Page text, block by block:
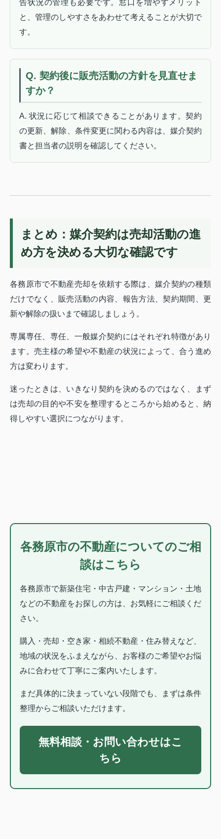
告状況の管理も必要です。窓口を増やすメリット
と、管理のしやすさをあわせて考えることが大切で
す。
Q. 契約後に販売活動の方針を見直せま
すか？
A. 状況に応じて相談できることがあります。契約
の更新、解除、条件変更に関わる内容は、媒介契約
書と担当者の説明を確認してください。
まとめ：媒介契約は売却活動の進
め方を決める大切な確認です
各務原市で不動産売却を依頼する際は、媒介契約の種類
だけでなく、販売活動の内容、報告方法、契約期間、更
新や解除の扱いまで確認しましょう。
専属専任、専任、一般媒介契約にはそれぞれ特徴があり
ます。売主様の希望や不動産の状況によって、合う進め
方は変わります。
迷ったときは、いきなり契約を決めるのではなく、まず
は売却の目的や不安を整理するところから始めると、納
得しやすい選択につながります。
各務原市の不動産についてのご相
談はこちら
各務原市で新築住宅・中古戸建・マンション・土地
などの不動産をお探しの方は、お気軽にご相談くだ
さい。
購入・売却・空き家・相続不動産・住み替えなど、
地域の状況をふまえながら、お客様のご希望やお悩
みに合わせて丁寧にご案内いたします。
まだ具体的に決まっていない段階でも、まずは条件
整理からご相談いただけます。
無料相談・お問い合わせはこ
ちら